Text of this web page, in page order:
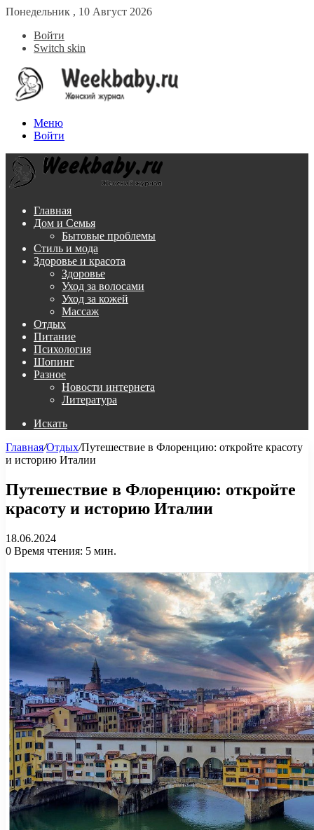
Понедельник , 10 Август 2026
Войти
Switch skin
Меню
Войти
Главная
Дом и Семья
Бытовые проблемы
Стиль и мода
Здоровье и красота
Здоровье
Уход за волосами
Уход за кожей
Массаж
Отдых
Питание
Психология
Шопинг
Разное
Новости интернета
Литература
Искать
Главная/Отдых/Путешествие в Флоренцию: откройте красоту
и историю Италии
Путешествие в Флоренцию: откройте
красоту и историю Италии
18.06.2024
0 Время чтения: 5 мин.